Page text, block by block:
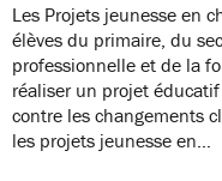
Les Projets jeunesse en
élèves du primaire, du
professionnelle et de la
réaliser un projet
contre les changements
les projets jeunesse en…